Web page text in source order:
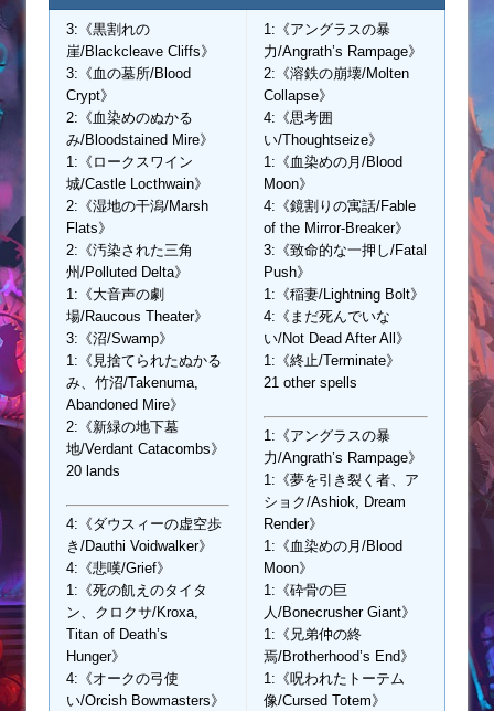
3:《黒割れの
崖/Blackcleave Cliffs》
3:《血の墓所/Blood
Crypt》
2:《血染めのぬかる
み/Bloodstained Mire》
1:《ロークスワイン
城/Castle Locthwain》
2:《湿地の干潟/Marsh
Flats》
2:《汚染された三角
州/Polluted Delta》
1:《大音声の劇
場/Raucous Theater》
3:《沼/Swamp》
1:《見捨てられたぬかる
み、竹沼/Takenuma,
Abandoned Mire》
2:《新緑の地下墓
地/Verdant Catacombs》
20 lands
4:《ダウスィーの虚空歩
き/Dauthi Voidwalker》
4:《悲嘆/Grief》
1:《死の飢えのタイタ
ン、クロクサ/Kroxa,
Titan of Death’s
Hunger》
4:《オークの弓使
い/Orcish Bowmasters》
1:《アングラスの暴
力/Angrath’s Rampage》
2:《溶鉄の崩壊/Molten
Collapse》
4:《思考囲
い/Thoughtseize》
1:《血染めの月/Blood
Moon》
4:《鏡割りの寓話/Fable
of the Mirror-Breaker》
3:《致命的な一押し/Fatal
Push》
1:《稲妻/Lightning Bolt》
4:《まだ死んでいな
い/Not Dead After All》
1:《終止/Terminate》
21 other spells
1:《アングラスの暴
力/Angrath’s Rampage》
1:《夢を引き裂く者、ア
ショク/Ashiok, Dream
Render》
1:《血染めの月/Blood
Moon》
1:《砕骨の巨
人/Bonecrusher Giant》
1:《兄弟仲の終
焉/Brotherhood’s End》
1:《呪われたトーテム
像/Cursed Totem》